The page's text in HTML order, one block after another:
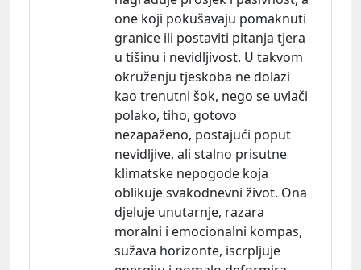
one koji pokušavaju pomaknuti
granice ili postaviti pitanja tjera
u tišinu i nevidljivost. U takvom
okruženju tjeskoba ne dolazi
kao trenutni šok, nego se uvlači
polako, tiho, gotovo
nezapaženo, postajući poput
nevidljive, ali stalno prisutne
klimatske nepogode koja
oblikuje svakodnevni život. Ona
djeluje unutarnje, razara
moralni i emocionalni kompas,
sužava horizonte, iscrpljuje